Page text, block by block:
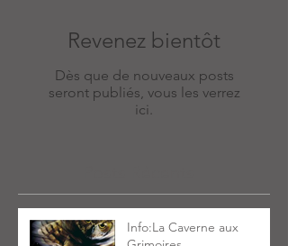
Revenez bientôt
Dès que de nouveaux posts
seront publiés, vous les verrez
ici.
Info:La Caverne aux